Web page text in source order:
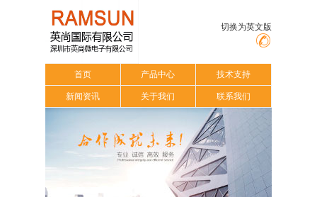
切换为英文版
首页 产品中心 技术支持
新闻资讯 关于我们 联系我们